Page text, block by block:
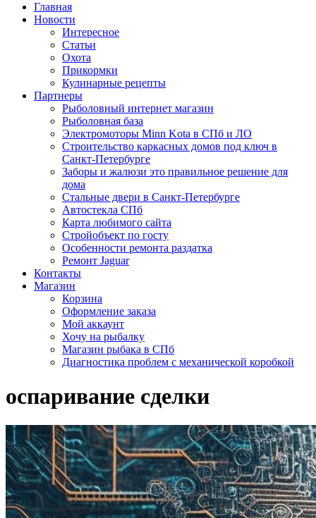
Главная
Новости
Интересное
Статьи
Охота
Прикормки
Кулинарные рецепты
Партнеры
Рыболовный интернет магазин
Рыболовная база
Электромоторы Minn Kota в СПб и ЛО
Строительство каркасных домов под ключ в
Санкт-Петербурге
Заборы и жалюзи это правильное решение для
дома
Стальные двери в Санкт-Петербурге
Автостекла СПб
Карта любимого сайта
Стройобъект по госту
Особенности ремонта раздатка
Ремонт Jaguar
Контакты
Магазин
Корзина
Оформление заказа
Мой аккаунт
Хочу на рыбалку
Магазин рыбака в СПб
Диагностика проблем с механической коробкой
оспаривание сделки